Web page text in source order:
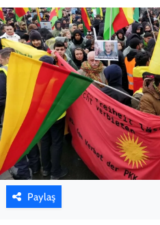
Paylaş
KADIN
YAZARLAR